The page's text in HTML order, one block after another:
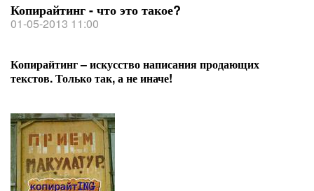
Копирайтинг - что это такое?
01-05-2013 11:00
Копирайтинг – искусство написания продающих
текстов. Только так, а не иначе!